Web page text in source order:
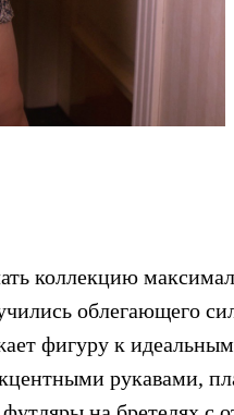
коллекцию
облегающего
фигуру к
рукавами,